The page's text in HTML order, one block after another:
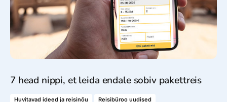
7 head nippi, et leida endale sobiv pakettreis
Huvitavad ideed ja reisinõu Reisibüroo uudised